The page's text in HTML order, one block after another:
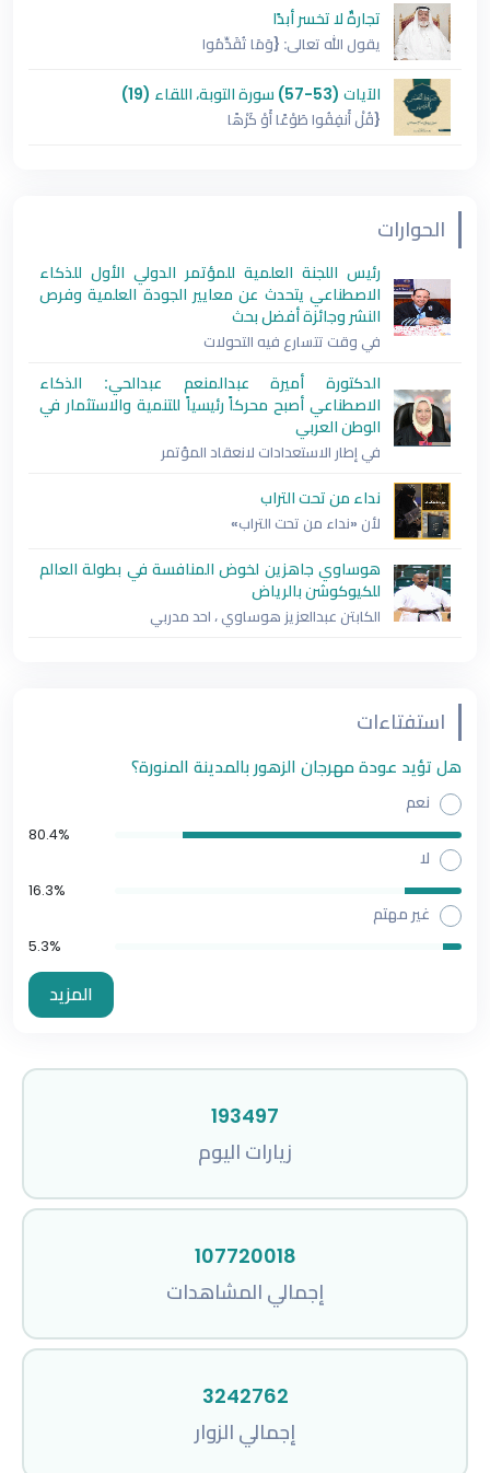
تجارةٌ لا تخسر أبدًا
يقول الله تعالى: {وَمَا تُقَدِّمُوا
الآيات (53-57) سورة التوبة، اللقاء (19)
{قُلْ أَنفِقُوا طَوْعًا أَوْ كَرْهًا
الحوارات
رئيس اللجنة العلمية للمؤتمر الدولي الأول للذكاء
الاصطناعي يتحدث عن معايير الجودة العلمية وفرص
النشر وجائزة أفضل بحث
في وقت تتسارع فيه التحولات
الدكتورة أميرة عبدالمنعم عبدالحي: الذكاء
الاصطناعي أصبح محركاً رئيسياً للتنمية والاستثمار في
الوطن العربي
في إطار الاستعدادات لانعقاد المؤتمر
نداء من تحت التراب
لأن «نداء من تحت التراب»
هوساوي جاهزين لخوض المنافسة في بطولة العالم
للكيوكوشن بالرياض
الكابتن عبدالعزيز هوساوي ، احد مدربي
استفتاءات
هل تؤيد عودة مهرجان الزهور بالمدينة المنورة؟
نعم
80.4%
لا
16.3%
غير مهتم
5.3%
المزيد
193497
زيارات اليوم
107720018
إجمالي المشاهدات
3242762
إجمالي الزوار